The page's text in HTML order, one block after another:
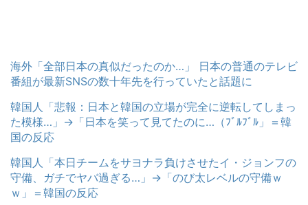
海外「全部日本の真似だったのか…」 日本の普通のテレビ
番組が最新SNSの数十年先を行っていたと話題に
韓国人「悲報：日本と韓国の立場が完全に逆転してしまっ
た模様…」→「日本を笑って見てたのに…（ﾌﾞﾙﾌﾞﾙ」＝韓
国の反応
韓国人「本日チームをサヨナラ負けさせたイ・ジョンフの
守備、ガチでヤバ過ぎる…」→「のび太レベルの守備ｗ
ｗ」＝韓国の反応